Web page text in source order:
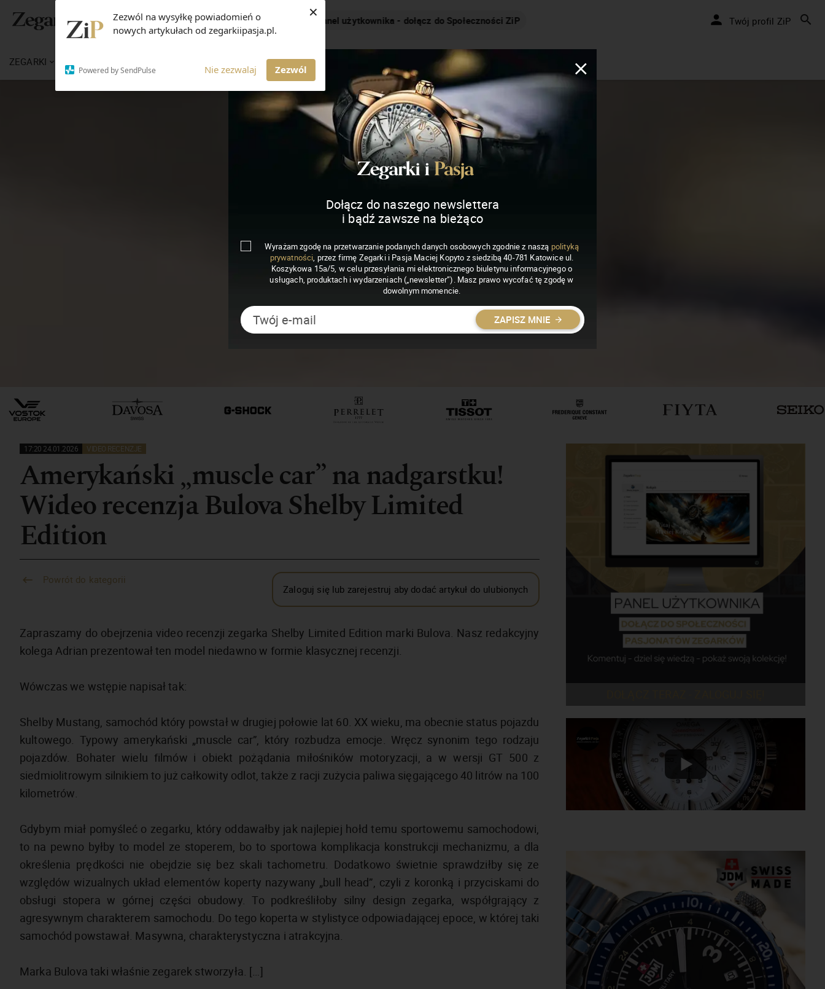
Zezwól na wysyłkę powiadomień o
nowych artykułach od zegarkiipasja.pl.
Powered by SendPulse Nie zezwalaj Zezwól
× Nakręcamy pozytywnie... cały czas! Twój profil ZiP
ZEGARKI MAGAZYN ZEGARKI I PASJA
17:20 24.01.2026 VIDEO RECENZJE
Amerykański „muscle car” na nadgarstku!
Wideo recenzja Bulova Shelby Limited
Edition
Powrót do kategorii
Zaloguj się lub zarejestruj aby dodać artykuł do ulubionych
Zapraszamy do obejrzenia video recenzji zegarka Shelby Limited Edition marki Bulova. Nasz redakcyjny
kolega Adrian prezentował ten model niedawno w formie klasycznej recenzji.
Wówczas we wstępie napisał tak:
Shelby Mustang, samochód który powstał w drugiej połowie lat 60. XX wieku, ma obecnie status pojazdu
kultowego. Typowy amerykański „muscle car”, który rozbudza emocje. Wręcz synonim tego rodzaju
pojazdów. Bohater wielu filmów i obiekt pożądania miłośników motoryzacji, a w wersji GT 500 z
siedmiolitrowym silnikiem to już całkowity odlot, także z racji zużycia paliwa sięgającego 40 litrów na 100
kilometrów.
Gdybym miał pomyśleć o zegarku, który oddawałby jak najlepiej hołd temu sportowemu samochodowi,
to na pewno byłby to model ze stoperem, bo to sportowa komplikacja konstrukcji mechanizmu, a dla
określenia prędkości nie obejdzie się bez skali tachometru. Dodatkowo świetnie sprawdziłby się ze
względów wizualnych układ elementów koperty nazywany „bull head”, czyli z koronką i przyciskami do
obsługi stopera w górnej części obudowy. To podkreśliłoby silny design zegarka, współgrający z
agresywnym charakterem samochodu. Do tego koperta w stylistyce odpowiadającej epoce, w której taki
samochód powstawał. Masywna, charakterystyczna i atrakcyjna.
Marka Bulova taki właśnie zegarek stworzyła. […]
Dołącz do naszego newslettera
i bądź zawsze na bieżąco
Wyrażam zgodę na przetwarzanie podanych danych osobowych zgodnie z naszą polityką
prywatności, przez firmę Zegarki i Pasja Maciej Kopyto z siedzibą 40-781 Katowice ul.
Koszykowa 15a/5, w celu przesyłania mi elektronicznego biuletynu informacyjnego o
usługach, produktach i wydarzeniach („newsletter”). Masz prawo wycofać tę zgodę w
dowolnym momencie.
ZAPISZ MNIE